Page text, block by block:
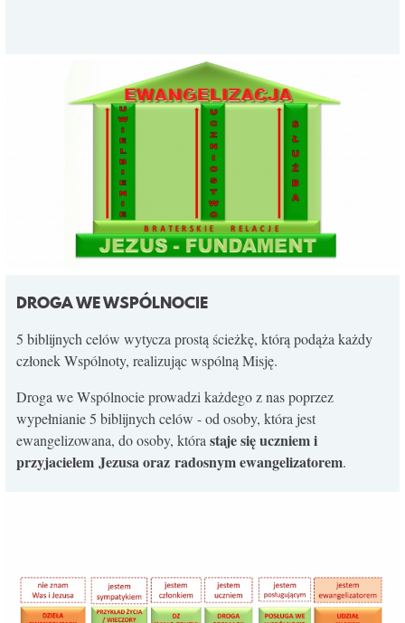
DROGA WE WSPÓLNOCIE
5 biblijnych celów wytycza prostą ścieżkę, którą podąża każdy
członek Wspólnoty, realizując wspólną Misję.
Droga we Wspólnocie prowadzi każdego z nas poprzez
wypełnianie 5 biblijnych celów - od osoby, która jest
ewangelizowana, do osoby, która staje się uczniem i
przyjacielem Jezusa oraz radosnym ewangelizatorem.